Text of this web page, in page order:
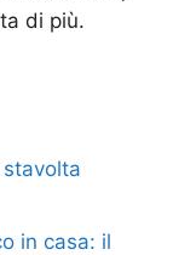
di più.
in casa: il